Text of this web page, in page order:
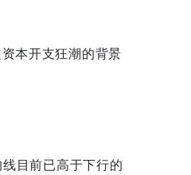
本开支狂潮的背景
目前已高于下行的